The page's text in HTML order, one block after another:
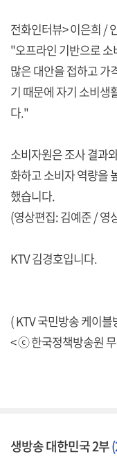
전화인터뷰> 이은희 /
"오프라인 기반으로
많은 대안을 접하고 가
기 때문에 자기 소비생
다."
소비자원은 조사 결과
화하고 소비자 역량을
했습니다.
(영상편집: 김예준 / 영
KTV 김경호입니다.
( KTV 국민방송 케이
< ⓒ 한국정책방송원
생방송 대한민국 2부